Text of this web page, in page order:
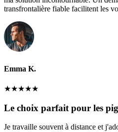
transfrontalière fiable facilitent les
Emma K.
★★★★★
Le choix parfait pour les
Je travaille souvent à distance et